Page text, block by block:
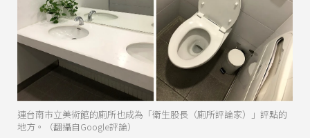
連台南市立美術館的廁所也成為「衛生股長（廁所評論家）」評點的
地方。（翻攝自Google評論）